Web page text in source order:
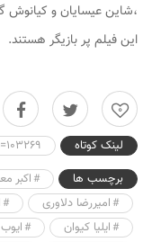
،شاین عیسایان و کیانوش
این فیلم پر بازیگر هستند.
0
لینک کوتاه
برچسب ها
اکبر
امیررضا دلاوری
ایلیا کیوان